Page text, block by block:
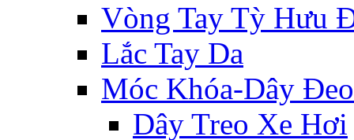
Vòng Tay Tỳ Hưu
Lắc Tay Da
Móc Khóa-Dây Đeo
Dây Treo Xe Hơi